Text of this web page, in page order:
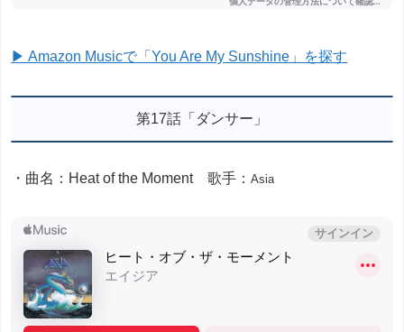
▶ Amazon Musicで「You Are My Sunshine」を探す
第17話「ダンサー」
・曲名：Heat of the Moment 歌手：Asia